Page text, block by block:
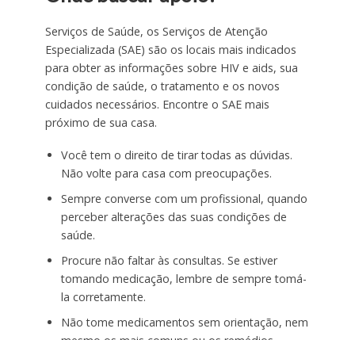
Serviços de Saúde, os Serviços de Atenção
Especializada (SAE) são os locais mais indicados
para obter as informações sobre HIV e aids, sua
condição de saúde, o tratamento e os novos
cuidados necessários. Encontre o SAE mais
próximo de sua casa.
Você tem o direito de tirar todas as dúvidas.
Não volte para casa com preocupações.
Sempre converse com um profissional, quando
perceber alterações das suas condições de
saúde.
Procure não faltar às consultas. Se estiver
tomando medicação, lembre de sempre tomá-
la corretamente.
Não tome medicamentos sem orientação, nem